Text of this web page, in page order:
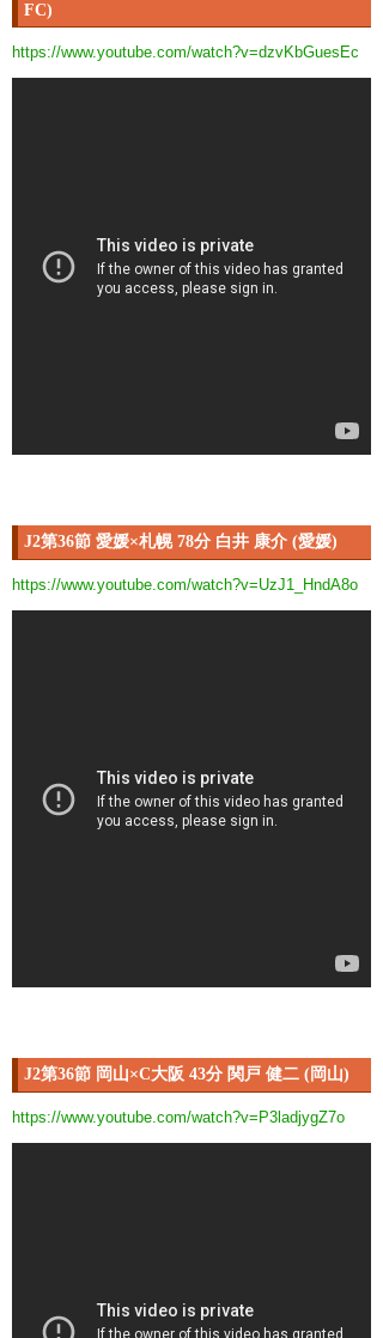
FC)
https://www.youtube.com/watch?v=dzvKbGuesEc
J2第36節 愛媛×札幌 78分 白井 康介 (愛媛)
https://www.youtube.com/watch?v=UzJ1_HndA8o
J2第36節 岡山×C大阪 43分 関戸 健二 (岡山)
https://www.youtube.com/watch?v=P3ladjygZ7o